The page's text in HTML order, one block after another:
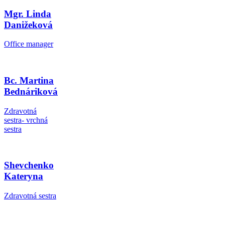
Mgr. Linda
Danižeková
Office manager
Bc. Martina
Bednáriková
Zdravotná
sestra- vrchná
sestra
Shevchenko
Kateryna
Zdravotná sestra